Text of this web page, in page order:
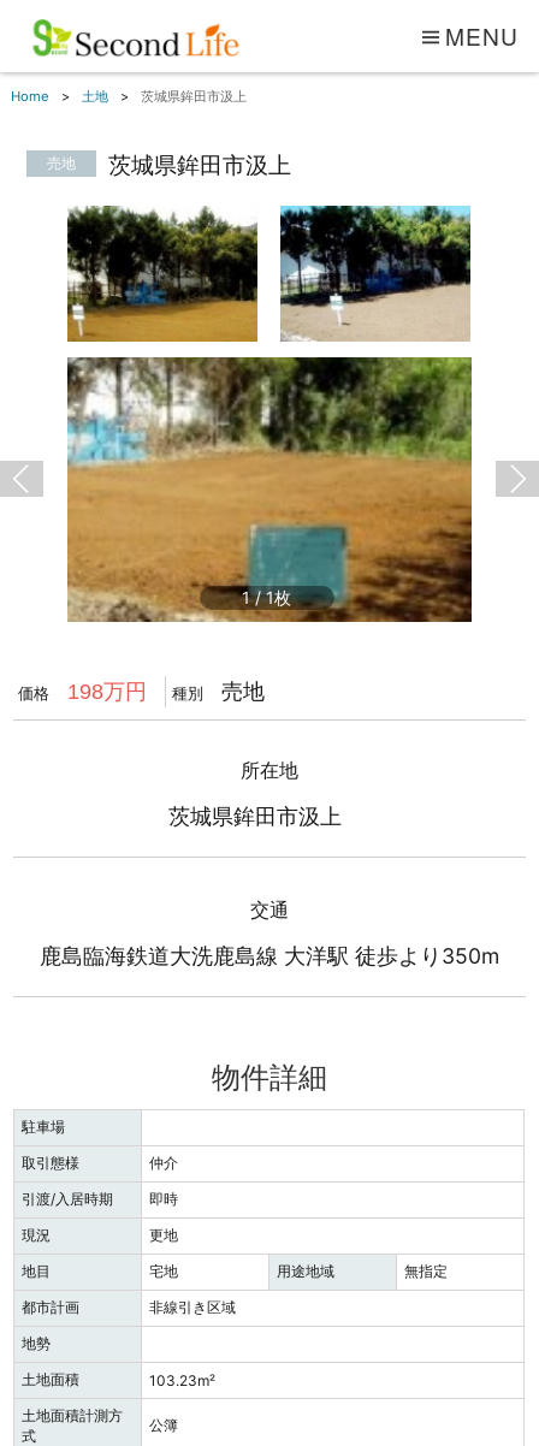
MENU
Home 土地 茨城県鉾田市汲上
売地 茨城県鉾田市汲上
1/1
価格 198万円 種別 売地
所在地
茨城県鉾田市汲上
交通
鹿島臨海鉄道大洗鹿島線 大洋駅 徒歩より350m
物件詳細
駐車場
取引態様
仲介
引渡/入居時期
即時
現況
更地
地目
宅地 用途地域
無指定
都市計画
非線引き区域
地勢
土地面積
103.23m²
土地面積計測方
式
公簿